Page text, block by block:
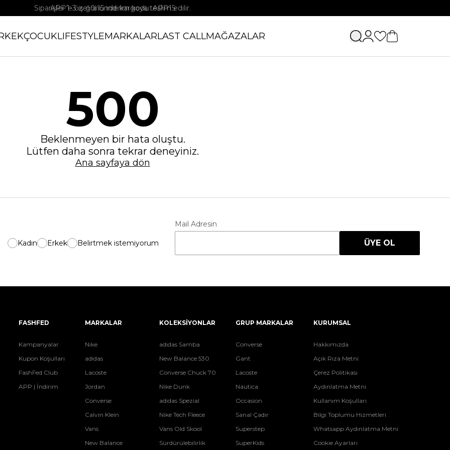
Siparişler 1-3 iş gününde kargoya teslim edilir.
APP'e özel %15 indirim kodu: APP15
ÇOCUKLIFESTYLEMARKALARLAST CALLMAĞAZALAR
500
Beklenmeyen bir hata oluştu.
Lütfen daha sonra tekrar deneyiniz.
Ana sayfaya dön
Kadın Erkek Belirtmek istemiyorum
Mail Adresin
ÜYE OL
FASHFED
Kampanyalar
Kupon Koşulları
FashFed Club
APP | İndirim
MARKALAR
Nike
adidas
Lacoste
Jordan
Converse
Calvin Klein
Vans
New Balance
KOLEKSİYONLAR
adidas Samba
New Balance 530
Converse Chuck 70
Nike Dunk
adidas Spezial
Nike Tech Fleece
Vans Old Skool
Sürdürülebilirlik
GRUP MARKALAR
Converse
Gant
Lacoste
Nautica
Occasion
Sanal Çadır
Superstep
SuperKids
KURUMSAL
Hakkımızda
Açık Rıza Metni
Çerez Politikası
Aydınlatma Metni
Kullanım Koşulları
Bilgi Toplumu Hizmetleri
Whatsapp Aydınlatma Metni
Cookie Ayarları